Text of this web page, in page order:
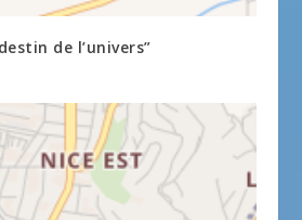
de l’univers”